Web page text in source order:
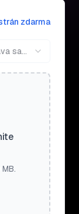
zdarma
sa...